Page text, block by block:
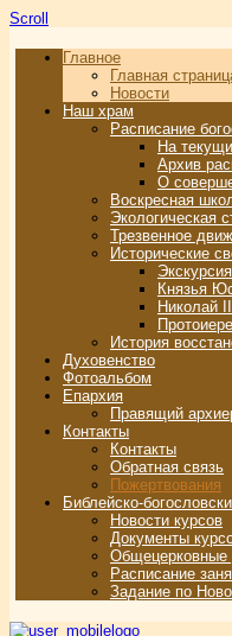
Scroll
Главное
Главная
Новости
Наш храм
Расписание
На
Архив
О
Воскресная
Экологическая
Трезвенное
Исторические
Князья
Николай II
История
Духовенство
Фотоальбом
Епархия
Правящий
Контакты
Контакты
Обратная связь
Пожертвования
Библейско-
Новости курсов
Документы
Общецерковные
Расписание
Задание по